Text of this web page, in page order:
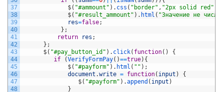
37
38
39
40
41
42
43
44
45
46
47
48
$( "#ammount" ) . css ( "border" , "2px solid red"
$( "#result_ammount" ) . html ( "Значение не
res=false;
} ;
return
res ;
} ;
$( "#pay_button_id" ) . click( function( )
{
if
(VerifyFormPay( )==true) {
$( "#payform" ) . html ( "" ) ;
document .write = function( input )
{
$( "#payform" ) .append ( input )
}